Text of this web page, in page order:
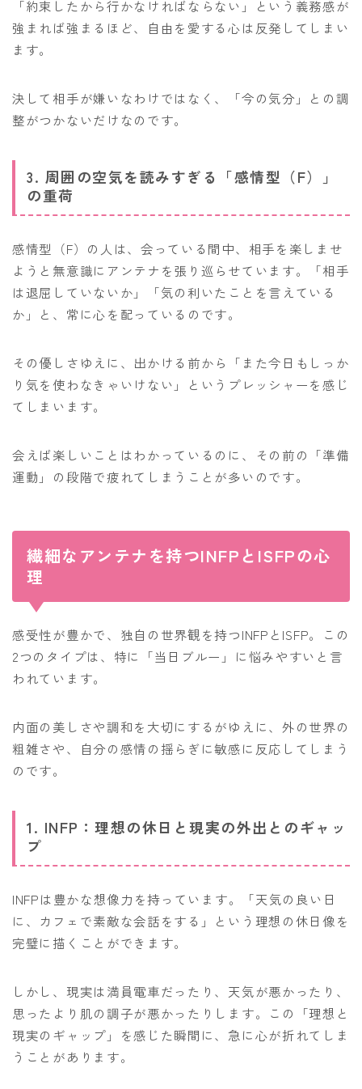
「約束したから行かなければならない」という義務感が
強まれば強まるほど、自由を愛する心は反発してしまい
ます。
決して相手が嫌いなわけではなく、「今の気分」との調
整がつかないだけなのです。
3. 周囲の空気を読みすぎる「感情型（F）」
の重荷
感情型（F）の人は、会っている間中、相手を楽しませ
ようと無意識にアンテナを張り巡らせています。「相手
は退屈していないか」「気の利いたことを言えている
か」と、常に心を配っているのです。
その優しさゆえに、出かける前から「また今日もしっか
り気を使わなきゃいけない」というプレッシャーを感じ
てしまいます。
会えば楽しいことはわかっているのに、その前の「準備
運動」の段階で疲れてしまうことが多いのです。
繊細なアンテナを持つINFPとISFPの心
理
感受性が豊かで、独自の世界観を持つINFPとISFP。この
2つのタイプは、特に「当日ブルー」に悩みやすいと言
われています。
内面の美しさや調和を大切にするがゆえに、外の世界の
粗雑さや、自分の感情の揺らぎに敏感に反応してしまう
のです。
1. INFP：理想の休日と現実の外出とのギャッ
プ
INFPは豊かな想像力を持っています。「天気の良い日
に、カフェで素敵な会話をする」という理想の休日像を
完璧に描くことができます。
しかし、現実は満員電車だったり、天気が悪かったり、
思ったより肌の調子が悪かったりします。この「理想と
現実のギャップ」を感じた瞬間に、急に心が折れてしま
うことがあります。